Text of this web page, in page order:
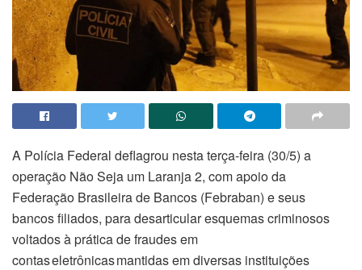
A Polícia Federal deflagrou nesta terça-feira (30/5) a
operação Não Seja um Laranja 2, com apoio da
Federação Brasileira de Bancos (Febraban) e seus
bancos filiados, para desarticular esquemas criminosos
voltados à prática de fraudes em
contas eletrônicas mantidas em diversas instituições